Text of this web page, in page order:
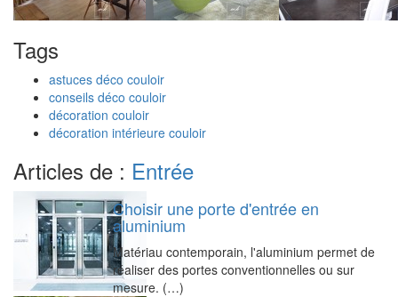
Tags
astuces déco couloir
conseils déco couloir
décoration couloir
décoration intérieure couloir
Articles de : Entrée
Choisir une porte d'entrée en
aluminium
Matériau contemporain, l'aluminium permet de
réaliser des portes conventionnelles ou sur
mesure. (…)